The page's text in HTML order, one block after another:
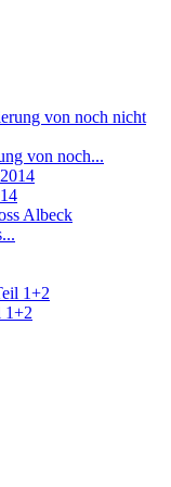
von noch...
1+2